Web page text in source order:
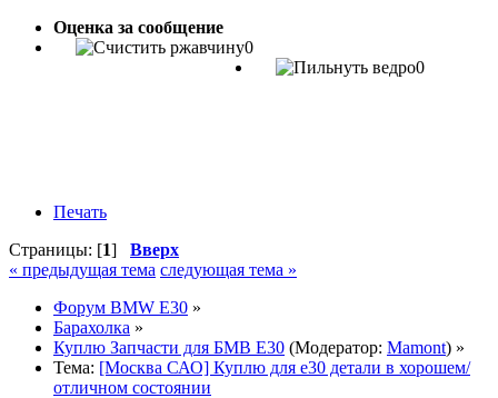
Оценка за сообщение
0
0
Печать
Страницы: [1] Вверх
« предыдущая тема следующая тема »
Форум BMW E30 »
Барахолка »
Куплю Запчасти для БМВ Е30 (Модератор: Mamont) »
Тема: [Москва САО] Куплю для е30 детали в хорошем/
отличном состоянии